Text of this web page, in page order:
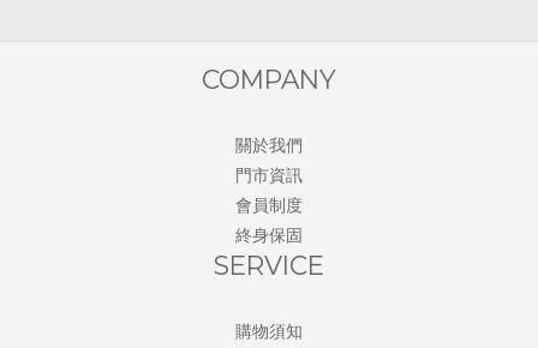
COMPANY
關於我們
門市資訊
會員制度
終身保固
SERVICE
購物須知